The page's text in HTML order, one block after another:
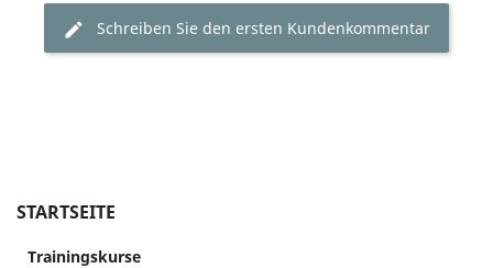
Schreiben Sie den ersten Kundenkommentar
STARTSEITE
Trainingskurse